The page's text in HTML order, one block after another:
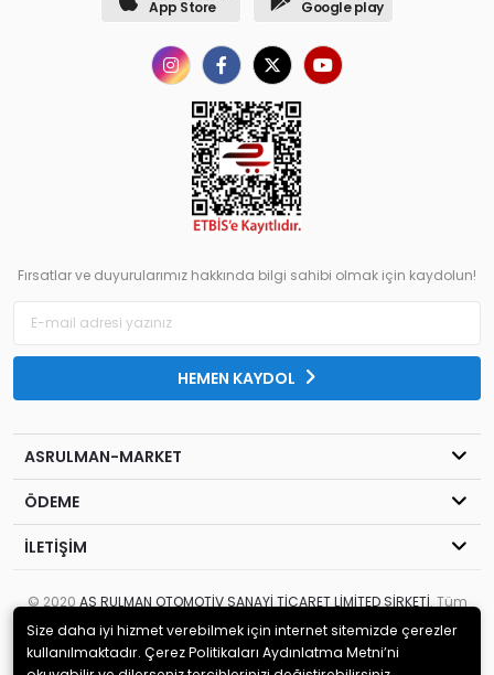
App Store Google play
Fırsatlar ve duyurularımız hakkında bilgi sahibi olmak için kaydolun!
HEMEN KAYDOL
ASRULMAN-MARKET
ÖDEME
İLETİŞİM
© 2020 AS RULMAN OTOMOTİV SANAYİ TİCARET LİMİTED ŞİRKETİ
. Tüm
Size daha iyi hizmet verebilmek için internet sitemizde çerezler
kullanılmaktadır. Çerez Politikaları Aydınlatma Metni’ni